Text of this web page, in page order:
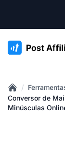
:site.title
Home
/
Conversor de
Minúsculas